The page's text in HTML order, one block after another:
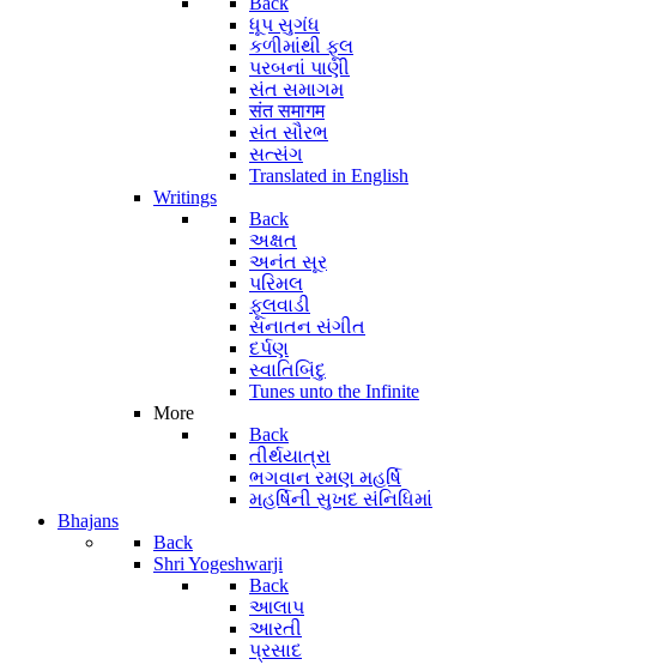
ધૂપ સુગંધ
કળીમાંથી ફૂલ
પરબનાં પાણી
સંત સમાગમ
संत समागम
સંત સૌરભ
સત્સંગ
Translated in English
Writings
Back
અક્ષત
અનંત સૂર
પરિમલ
ફૂલવાડી
સનાતન સંગીત
દર્પણ
સ્વાતિબિંદુ
Tunes unto the Infinite
More
Back
તીર્થયાત્રા
ભગવાન રમણ મહર્ષિ
મહર્ષિની સુખદ સંનિધિમાં
Bhajans
Back
Shri Yogeshwarji
Back
આલાપ
આરતી
પ્રસાદ